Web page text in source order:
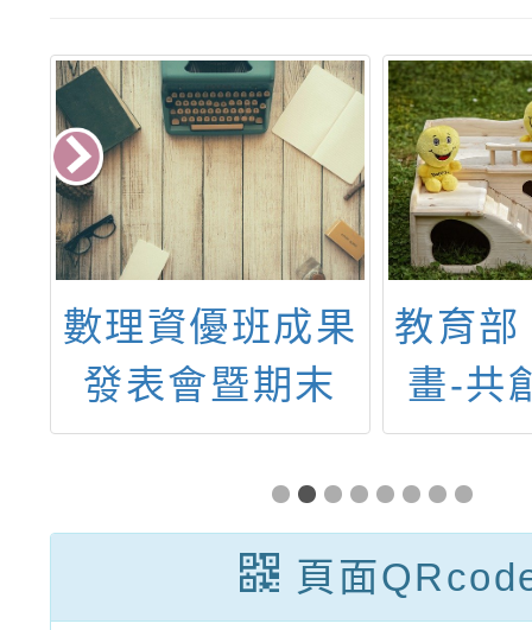
數理資優班成果
發表會暨期末
IGP會議
教育
畫-共
育樂
度家
徵件
頁面